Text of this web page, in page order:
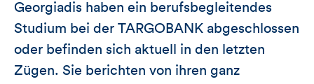
Georgiadis haben ein berufsbegleitendes
Studium bei der TARGOBANK abgeschlossen
oder befinden sich aktuell in den letzten
Zügen. Sie berichten von ihren ganz